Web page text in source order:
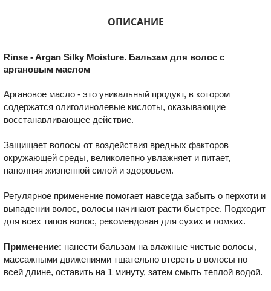
ОПИСАНИЕ
Rinse - Argan Silky Moisture. Бальзам для волос с
аргановым маслом
Аргановое масло - это уникальный продукт, в котором
содержатся олиголинолевые кислоты, оказывающие
восстанавливающее действие.
Защищает волосы от воздействия вредных факторов
окружающей среды, великолепно увлажняет и питает,
наполняя жизненной силой и здоровьем.
Регулярное применение помогает навсегда забыть о перхоти и
выпадении волос, волосы начинают расти быстрее. Подходит
для всех типов волос, рекомендован для сухих и ломких.
Применение: нанести бальзам на влажные чистые волосы,
массажными движениями тщательно втереть в волосы по
всей длине, оставить на 1 минуту, затем смыть теплой водой.